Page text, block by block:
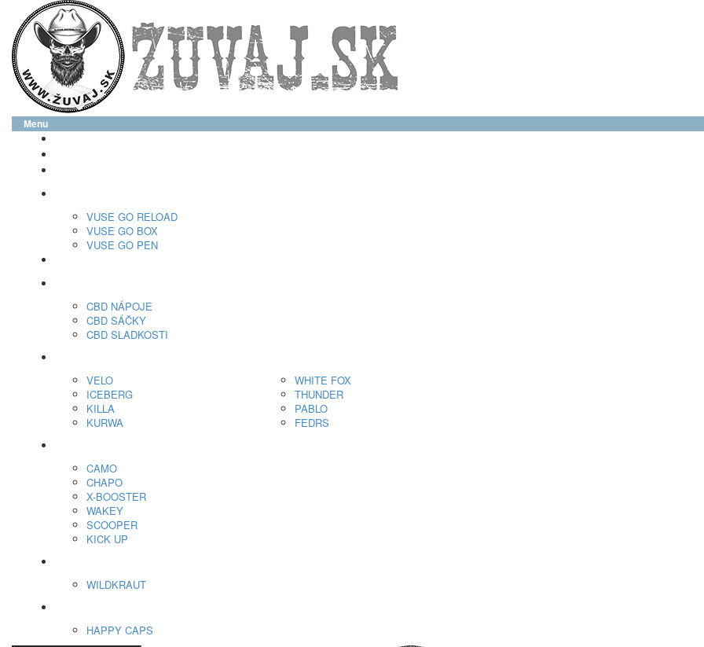
Menu
VUSE GO RELOAD
VUSE GO BOX
VUSE GO PEN
CBD NÁPOJE
CBD SÁČKY
CBD SLADKOSTI
VELO
ICEBERG
KILLA
KURWA
WHITE FOX
THUNDER
PABLO
FEDRS
CAMO
CHAPO
X-BOOSTER
WAKEY
SCOOPER
KICK UP
WILDKRAUT
HAPPY CAPS